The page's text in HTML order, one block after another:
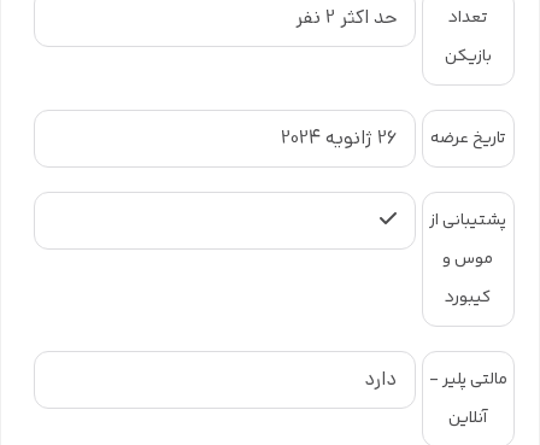
تعداد
بازیکن
حد اکثر 2 نفر
تاریخ عرضه 26 ژانویه 2024
پشتیبانی از
موس و
کیبورد
مالتی پلیر -
آنلاین
دارد